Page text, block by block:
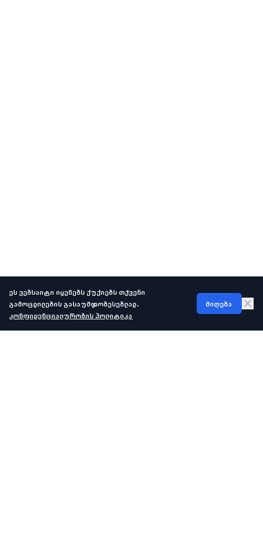
ეს ვებსაიტი იყენებს ქუქიებს თქვენი
გამოცდილების გასაუმჯობესებლად.
კონფიდენციალურობის პოლიტიკა
მიღება